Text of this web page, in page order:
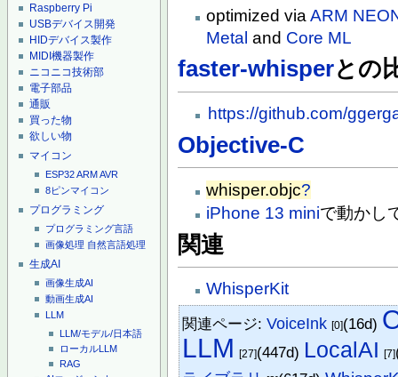
Raspberry Pi
USBデバイス開発
HIDデバイス製作
MIDI機器製作
ニコニコ技術部
電子部品
通販
買った物
欲しい物
マイコン
ESP32ARMAVR
8ピンマイコン
プログラミング
プログラミング言語
画像処理 自然言語処理
生成AI
画像生成AI
動画生成AI
LLM
LLM/モデル/日本語
ローカルLLM
RAG
optimized viaARM
Metal and Core ML
faster-whisperとの
https://github.com/
Objective-C
whisper.objc?
iPhone 13 miniで動かし
関連
WhisperKit
関連ページ:VoiceInk [0](16d)
LLM [27](447d) LocalAI [7]